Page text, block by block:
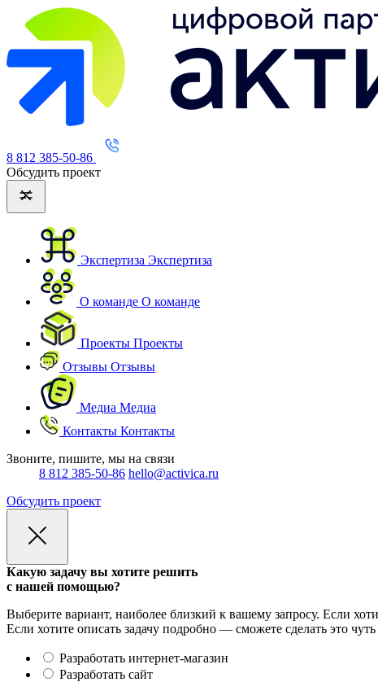
8 812 385-50-86
Обсудить проект
Экспертиза Экспертиза
О команде О команде
Проекты Проекты
Отзывы Отзывы
Медиа Медиа
Контакты Контакты
Звоните, пишите, мы на связи
8 812 385-50-86 hello@activica.ru
Обсудить проект
Какую задачу вы хотите решить
с нашей помощью?
Выберите вариант, наиболее близкий к вашему запросу. Если
Если хотите описать задачу подробно — сможете сделать это
Разработать интернет-магазин
Разработать сайт